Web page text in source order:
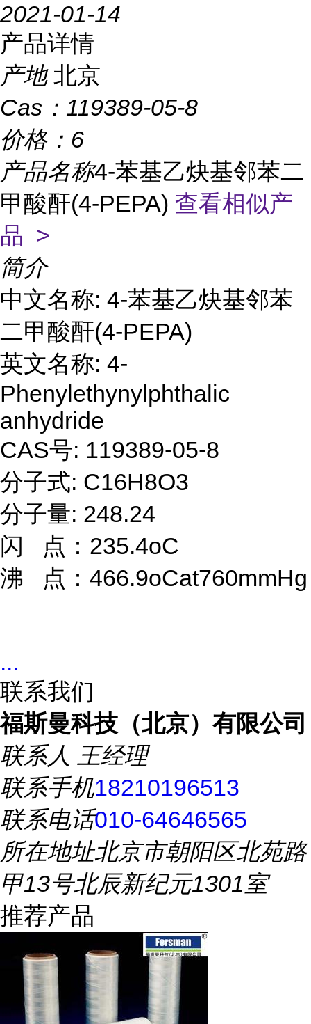
2021-01-14
产品详情
产地 北京
Cas： 119389-05-8
价格： 6
产品名称4-苯基乙炔基邻苯二
甲酸酐(4-PEPA) 查看相似产
品 >
简介
中文名称: 4-苯基乙炔基邻苯
二甲酸酐(4-PEPA)
英文名称: 4-
Phenylethynylphthalic
anhydride
CAS号: 119389-05-8
分子式: C16H8O3
分子量: 248.24
闪 点：235.4oC
沸 点：466.9oCat760mmHg
...
联系我们
福斯曼科技（北京）有限公司
联系人 王经理
联系手机18210196513
联系电话010-64646565
所在地址北京市朝阳区北苑路
甲13号北辰新纪元1301室
推荐产品